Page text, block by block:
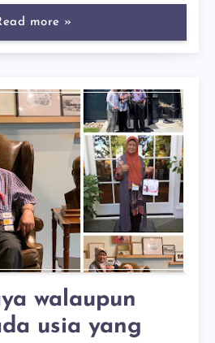
more »
walaupun
usia yang